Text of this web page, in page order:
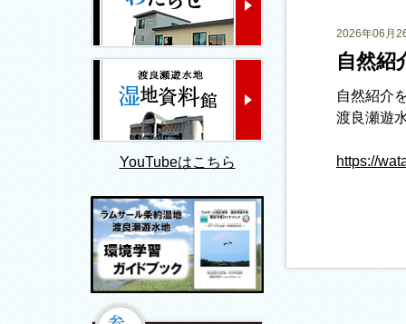
YouTubeはこちら
2026年06月
自然紹
自然紹介
渡良瀬遊
https://